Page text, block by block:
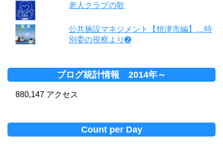
老人クラブの歌
公共施設マネジメント【焼津市編】…特
別委の視察より➋
ブログ統計情報 2014年～
880,147 アクセス
Count per Day